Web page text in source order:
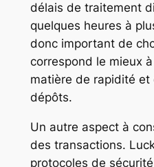
délais de traitement
quelques heures à
donc important de
correspond le mieux
matière de rapidité
dépôts.
Un autre aspect à
des transactions.
protocoles de